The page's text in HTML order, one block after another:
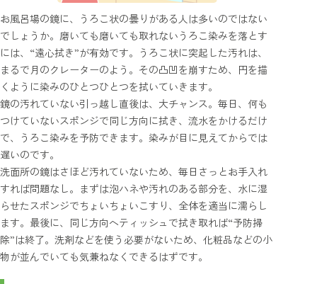
お風呂場の鏡に、うろこ状の曇りがある人は多いのではない
でしょうか。磨いても磨いても取れないうろこ染みを落とす
には、“遠心拭き”が有効です。うろこ状に突起した汚れは、
まるで月のクレーターのよう。その凸凹を崩すため、円を描
くように染みのひとつひとつを拭いていきます。
鏡の汚れていない引っ越し直後は、大チャンス。毎日、何も
つけていないスポンジで同じ方向に拭き、流水をかけるだけ
で、うろこ染みを予防できます。染みが目に見えてからでは
遅いのです。
洗面所の鏡はさほど汚れていないため、毎日さっとお手入れ
すれば問題なし。まずは泡ハネや汚れのある部分を、水に湿
らせたスポンジでちょいちょいこすり、全体を適当に濡らし
ます。最後に、同じ方向へティッシュで拭き取れば“予防掃
除”は終了。洗剤などを使う必要がないため、化粧品などの小
物が並んでいても気兼ねなくできるはずです。